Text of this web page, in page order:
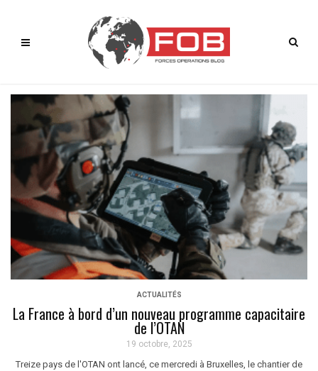
ACTUALITÉS
La France à bord d’un nouveau programme capacitaire
de l’OTAN
19 octobre, 2025
Treize pays de l'OTAN ont lancé, ce mercredi à Bruxelles, le chantier de